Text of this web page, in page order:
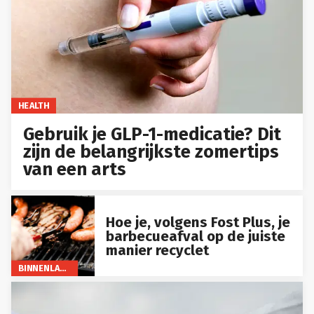
HEALTH
Gebruik je GLP-1-medicatie? Dit
zijn de belangrijkste zomertips
van een arts
BINNENLAND
Hoe je, volgens Fost Plus, je
barbecueafval op de juiste
manier recyclet